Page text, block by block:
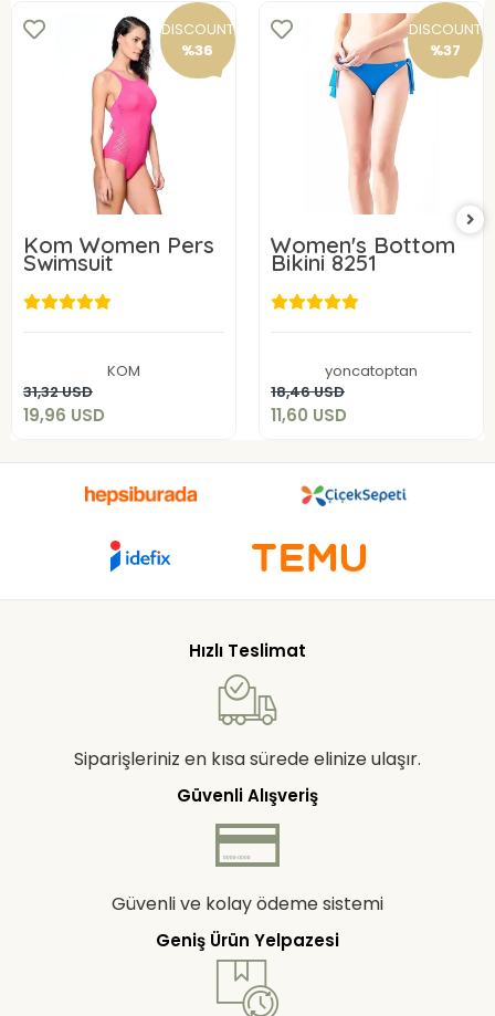
DISCOUNT
%36
Kom Women Pers
Swimsuit
KOM
31,32 USD
19,96 USD
Add to cart
DISCOUNT
%37
Women's Bottom
Bikini 8251
yoncatoptan
18,46 USD
11,60 USD
Add to cart
Hızlı Teslimat
Siparişleriniz en kısa sürede elinize ulaşır.
Güvenli Alışveriş
Güvenli ve kolay ödeme sistemi
Geniş Ürün Yelpazesi